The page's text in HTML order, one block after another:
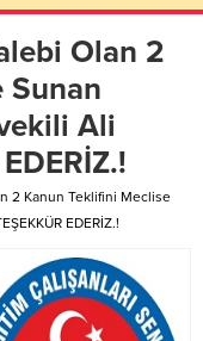
Olan 2
Sunan
Ali
2 Kanun Teklifini Meclise
EDERİZ.!